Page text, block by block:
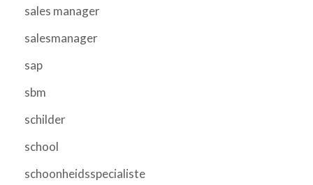
sales manager
salesmanager
sap
sbm
schilder
school
schoonheidsspecialiste